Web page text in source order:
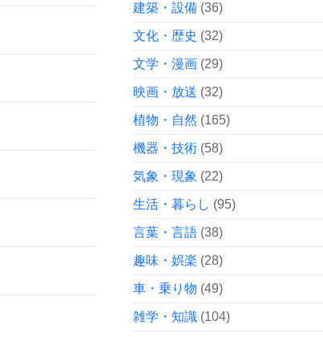
建築・設備 (36)
文化・歴史 (32)
文学・漫画 (29)
映画・放送 (32)
植物・自然 (165)
機器・技術 (58)
気象・現象 (22)
生活・暮らし (95)
言葉・言語 (38)
趣味・娯楽 (28)
車・乗り物 (49)
雑学・知識 (104)